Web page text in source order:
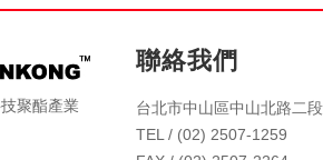
聚酯產業
聯絡我們
台北市中山區中山北路二
TEL / (02) 2507-1259